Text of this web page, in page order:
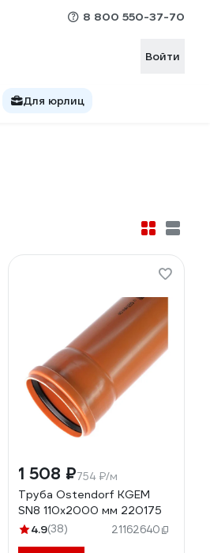
8 800 550-37-70
Войти
Для юрлиц
1 508 ₽754 ₽/м
Труба Ostendorf KGEM
SN8 110x2000 мм 220175
4.9(38) 21162640